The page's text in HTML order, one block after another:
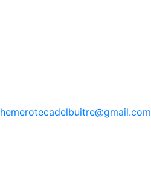
hemerotecadelbuitre@gmail.com